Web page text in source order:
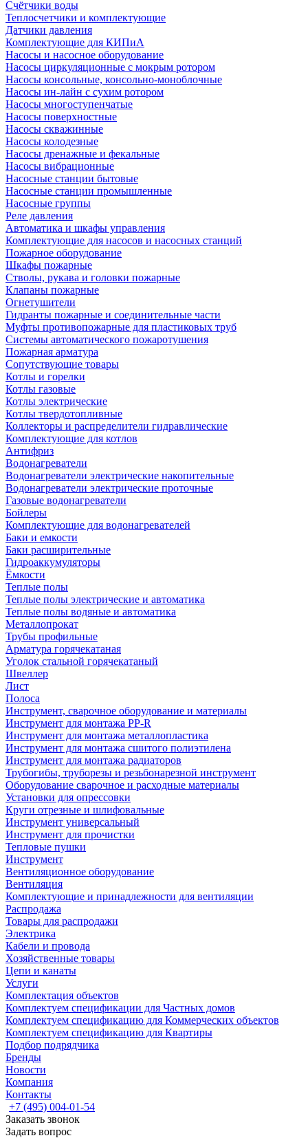
Счётчики воды
Теплосчетчики и комплектующие
Датчики давления
Комплектующие для КИПиА
Насосы и насосное оборудование
Насосы циркуляционные с мокрым ротором
Насосы консольные, консольно-моноблочные
Насосы ин-лайн с сухим ротором
Насосы многоступенчатые
Насосы поверхностные
Насосы скважинные
Насосы колодезные
Насосы дренажные и фекальные
Насосы вибрационные
Насосные станции бытовые
Насосные станции промышленные
Насосные группы
Реле давления
Автоматика и шкафы управления
Комплектующие для насосов и насосных станций
Пожарное оборудование
Шкафы пожарные
Стволы, рукава и головки пожарные
Клапаны пожарные
Огнетушители
Гидранты пожарные и соединительные части
Муфты противопожарные для пластиковых труб
Системы автоматического пожаротушения
Пожарная арматура
Сопутствующие товары
Котлы и горелки
Котлы газовые
Котлы электрические
Котлы твердотопливные
Коллекторы и распределители гидравлические
Комплектующие для котлов
Антифриз
Водонагреватели
Водонагреватели электрические накопительные
Водонагреватели электрические проточные
Газовые водонагреватели
Бойлеры
Комплектующие для водонагревателей
Баки и емкости
Баки расширительные
Гидроаккумуляторы
Ёмкости
Теплые полы
Теплые полы электрические и автоматика
Теплые полы водяные и автоматика
Металлопрокат
Трубы профильные
Арматура горячекатаная
Уголок стальной горячекатаный
Швеллер
Лист
Полоса
Инструмент, сварочное оборудование и материалы
Инструмент для монтажа PP-R
Инструмент для монтажа металлопластика
Инструмент для монтажа сшитого полиэтилена
Инструмент для монтажа радиаторов
Трубогибы, труборезы и резьбонарезной инструмент
Оборудование сварочное и расходные материалы
Установки для опрессовки
Круги отрезные и шлифовальные
Инструмент универсальный
Инструмент для прочистки
Тепловые пушки
Инструмент
Вентиляционное оборудование
Вентиляция
Комплектующие и принадлежности для вентиляции
Распродажа
Товары для распродажи
Электрика
Кабели и провода
Хозяйственные товары
Цепи и канаты
Услуги
Комплектация объектов
Комплектуем спецификации для Частных домов
Комплектуем спецификацию для Коммерческих объектов
Комплектуем спецификацию для Квартиры
Подбор подрядчика
Бренды
Новости
Компания
Контакты
+7 (495) 004-01-54
Заказать звонок
Задать вопрос